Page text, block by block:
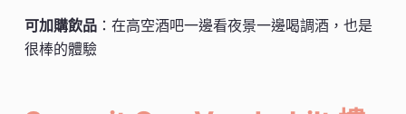
可加購飲品：在高空酒吧一邊看夜景一邊喝調酒，也是
很棒的體驗